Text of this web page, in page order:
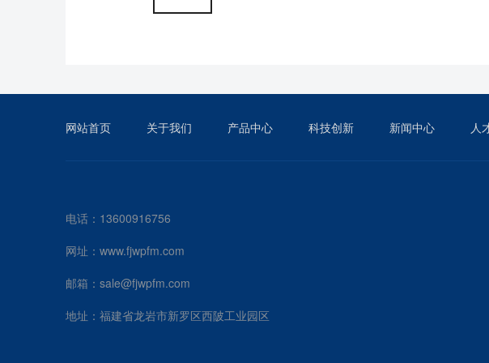
网站首页 关于我们 产品中心 科技创新 新闻中心 人
电话：13600916756
网址：www.fjwpfm.com
邮箱：sale@fjwpfm.com
地址：福建省龙岩市新罗区西陂工业园区